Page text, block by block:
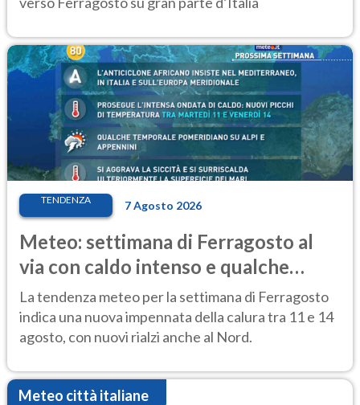
TENDENZA 7 Agosto 2026
Meteo: settimana di Ferragosto al
via con caldo intenso e qualche
temporale
La tendenza meteo per la settimana di Ferragosto
indica una nuova impennata della calura tra 11 e 14
agosto, con nuovi rialzi anche al Nord.
Meteo città italiane